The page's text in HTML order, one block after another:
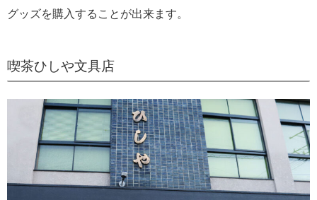
グッズを購入することが出来ます。
喫茶ひしや文具店